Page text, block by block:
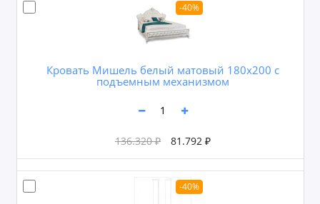
-40%
Кровать Мишель белый матовый 180х200 с
подъемным механизмом
136.320 ₽ 81.792 ₽
-40%